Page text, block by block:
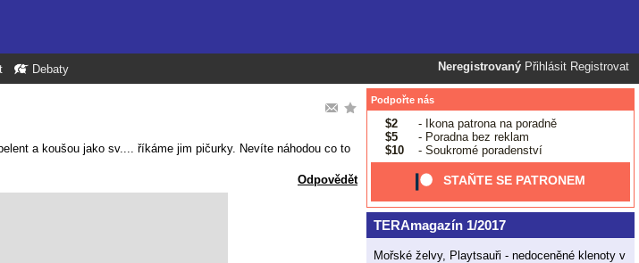
Neregistrovaný Přihlásit Registrovat
Debaty
a koušou jako sv.... říkáme jim pičurky. Nevíte náhodou co to
Odpovědět
Podpořte nás
$2
- Ikona patrona na poradně
$5
- Poradna bez reklam
$10
- Soukromé poradenství
STAŇTE SE PATRONEM
TERAmagazín 1/2017
Mořské želvy, Playtsauři - nedoceněné klenoty v